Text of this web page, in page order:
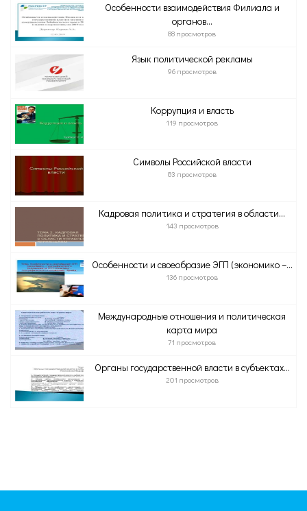
Особенности взаимодействия Филиала и
органов...
88 просмотров
Язык политической рекламы
96 просмотров
Коррупция и власть
119 просмотров
Символы Российской власти
83 просмотров
Кадровая политика и стратегия в области...
143 просмотров
Особенности и своеобразие ЭГП (экономико –...
136 просмотров
Международные отношения и политическая
карта мира
71 просмотров
Органы государственной власти в субъектах...
201 просмотров